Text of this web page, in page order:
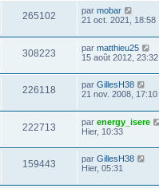
265102 par mobar
21 oct. 2021, 18:58
308223 par matthieu25
15 août 2012, 23:32
226118 par GillesH38
21 nov. 2008, 17:10
222713 par energy_isere
Hier, 10:33
159443 par GillesH38
Hier, 05:31